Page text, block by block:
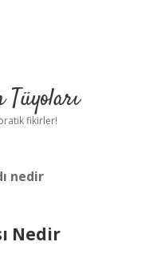
fikirler!
nedir
Nedir